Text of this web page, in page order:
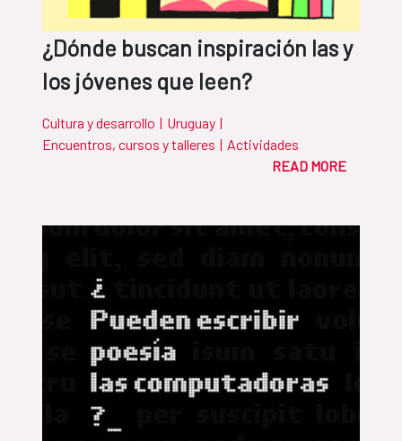
¿Dónde buscan inspiración las y
los jóvenes que leen?
Cultura y desarrollo | Uruguay |
Encuentros, cursos y talleres | Actividades
READ MORE